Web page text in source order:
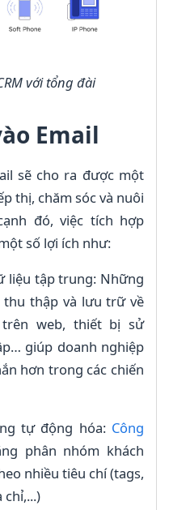
với tổng đài
Email
sẽ cho ra được một
thị, chăm sóc và nuôi
đó, việc tích hợp
số lợi ích như:
liệu tập trung: Những
thập và lưu trữ về
web, thiết bị sử
giúp doanh nghiệp
hơn trong các chiến
tự động hóa: Công
phân nhóm khách
nhiều tiêu chí (tags,